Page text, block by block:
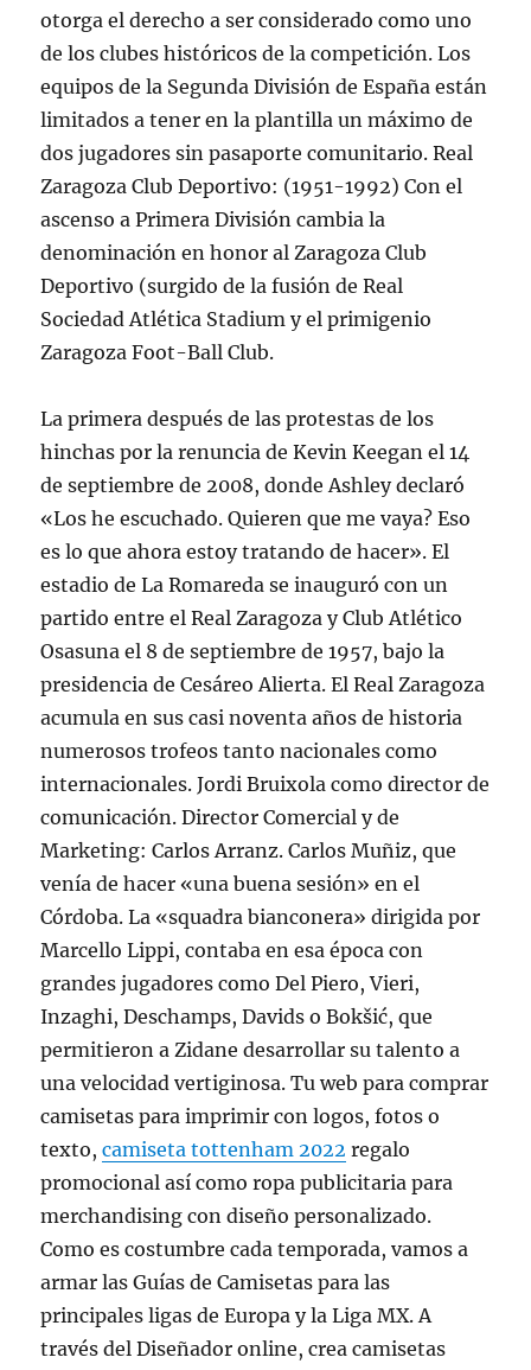
otorga el derecho a ser considerado como uno
de los clubes históricos de la competición. Los
equipos de la Segunda División de España están
limitados a tener en la plantilla un máximo de
dos jugadores sin pasaporte comunitario. Real
Zaragoza Club Deportivo: (1951-1992) Con el
ascenso a Primera División cambia la
denominación en honor al Zaragoza Club
Deportivo (surgido de la fusión de Real
Sociedad Atlética Stadium y el primigenio
Zaragoza Foot-Ball Club.
La primera después de las protestas de los
hinchas por la renuncia de Kevin Keegan el 14
de septiembre de 2008, donde Ashley declaró
«Los he escuchado. Quieren que me vaya? Eso
es lo que ahora estoy tratando de hacer». El
estadio de La Romareda se inauguró con un
partido entre el Real Zaragoza y Club Atlético
Osasuna el 8 de septiembre de 1957, bajo la
presidencia de Cesáreo Alierta. El Real Zaragoza
acumula en sus casi noventa años de historia
numerosos trofeos tanto nacionales como
internacionales. Jordi Bruixola como director de
comunicación. Director Comercial y de
Marketing: Carlos Arranz. Carlos Muñiz, que
venía de hacer «una buena sesión» en el
Córdoba. La «squadra bianconera» dirigida por
Marcello Lippi, contaba en esa época con
grandes jugadores como Del Piero, Vieri,
Inzaghi, Deschamps, Davids o Bokšić, que
permitieron a Zidane desarrollar su talento a
una velocidad vertiginosa. Tu web para comprar
camisetas para imprimir con logos, fotos o
texto,camiseta tottenham 2022 regalo
promocional así como ropa publicitaria para
merchandising con diseño personalizado.
Como es costumbre cada temporada, vamos a
armar las Guías de Camisetas para las
principales ligas de Europa y la Liga MX. A
través del Diseñador online, crea camisetas